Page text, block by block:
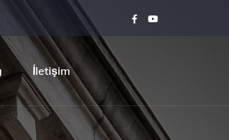
İletişim